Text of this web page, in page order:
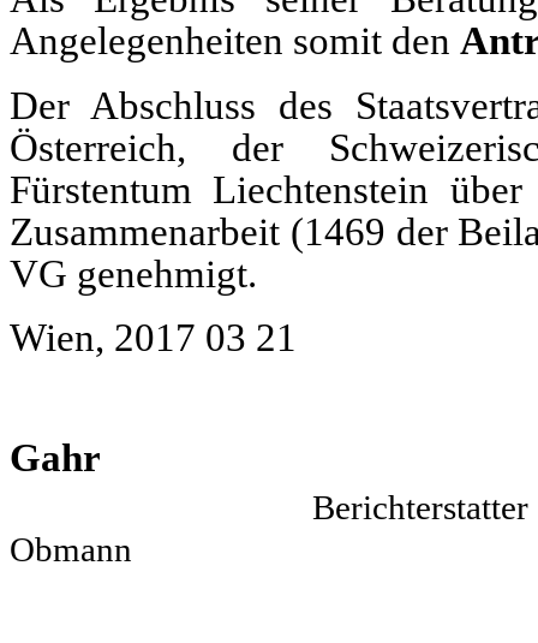
Angelegenheiten somit den
Der Abschluss des
Österreich, der
Fürstentum Liechtenstein
Zusammenarbeit (1469 der
VG genehmigt.
Wien, 2017 03 21
Gahr
Obmann